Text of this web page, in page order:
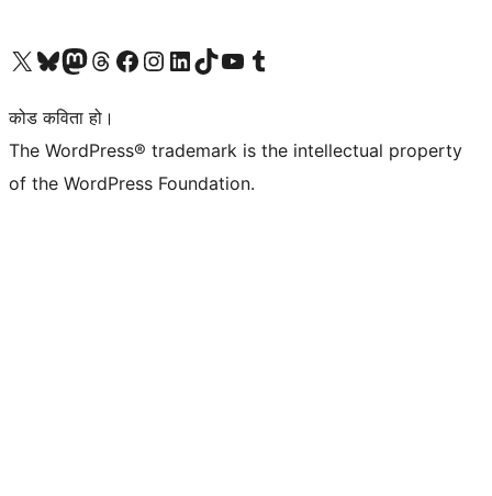
हाम्रो X (पहिले ट्विटर) खातामा जानुहोस्
हाम्रो Bluesky खाता भ्रमण गर्नुहोस्
हाम्रो म्यास्टोडन खाता भ्रमण गर्नुहोस्
हाम्रो थ्रेड्स खातामा जानुहोस्
हाम्रो फेसबुक पेजमा जानुहोस्
हाम्रो इन्स्टाग्राम खातामा जानुहोस्
हाम्रो लिङ्क्डइन खातामा जानुहोस्
हाम्रो TikTok खाता भ्रमण गर्नुहोस्
हाम्रो युट्युब च्यानलमा जानुहोस्
हाम्रो टम्बलर खाता भ्रमण गर्नुहोस्
कोड कविता हो।
The WordPress® trademark is the intellectual property
of the WordPress Foundation.